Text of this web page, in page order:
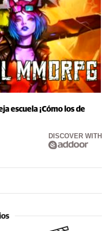
escuela ¡Cómo los de
DISCOVER WITH